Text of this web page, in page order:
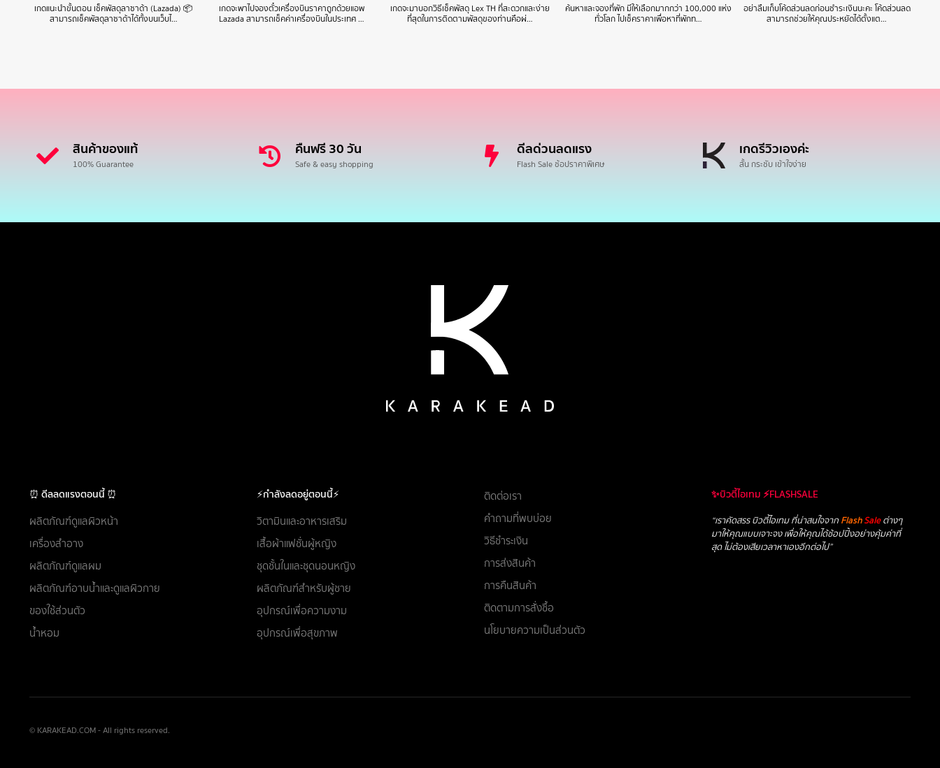
เกดแนะนำขั้นตอน เช็คพัสดุลาซาด้า (Lazada) 📦
สามารถเช็คพัสดุลาซาด้าได้ทั้งบนเว็บไ…
เกดจะพาไปจองตั๋วเครื่องบินราคาถูกด้วยแอพ
Lazada สามารถเช็คค่าเครื่องบินในประเทศ …
เกดจะมาบอกวิธีเช็คพัสดุ Lex TH ที่สะดวกและง่าย
ที่สุดในการติดตามพัสดุของท่านคือผ่…
ค้นหาและจองที่พัก มีให้เลือกมากกว่า 100,000 แห่ง
ทั่วโลก ไปเช็คราคาเพื่อหาที่พักท…
อย่าลืมเก็บโค้ดส่วนลดก่อนชำระเงินนะคะ โค้ดส่วนลด
สามารถช่วยให้คุณประหยัดได้ตั้งแต…
สินค้าของแท้
100% Guarantee
คืนฟรี 30 วัน
Safe & easy shopping
ดีลด่วนลดแรง
Flash Sale ช้อปราคาพิเศษ
เกดรีวิวเองค่ะ
สั้น กระชับ เข้าใจง่าย
⏰ ดีลลดแรงตอนนี้ ⏰
ผลิตภัณฑ์ดูแลผิวหน้า
เครื่องสำอาง
ผลิตภัณฑ์ดูแลผม
ผลิตภัณฑ์อาบน้ำและดูแลผิวกาย
ของใช้ส่วนตัว
น้ำหอม
⚡กำลังลดอยู่ตอนนี้⚡
วิตามินและอาหารเสริม
เสื้อผ้าแฟชั่นผู้หญิง
ชุดชั้นในและชุดนอนหญิง
ผลิตภัณฑ์สำหรับผู้ชาย
อุปกรณ์เพื่อความงาม
อุปกรณ์เพื่อสุขภาพ
ติดต่อเรา
คำถามที่พบบ่อย
วิธีชำระเงิน
การส่งสินค้า
การคืนสินค้า
ติดตามการสั่งซื้อ
นโยบายความเป็นส่วนตัว
✨บิวตี้ไอเทม ⚡FLASHSALE
“เราคัดสรร บิวตี้ไอเทม ที่น่าสนใจจาก FlashSaleต่างๆ
มาให้คุณแบบเจาะจง เพื่อให้คุณได้ช้อปปิ้งอย่างคุ้มค่าที่
สุด ไม่ต้องเสียเวลาหาเองอีกต่อไป”
© KARAKEAD.COM - All rights reserved.